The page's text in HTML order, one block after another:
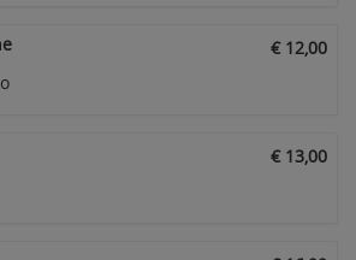
€ 12,00
€ 13,00